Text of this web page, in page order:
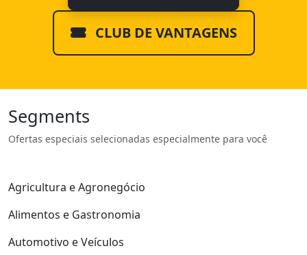
CLUB DE VANTAGENS
Segments
Ofertas especiais selecionadas especialmente para você
Agricultura e Agronegócio
Alimentos e Gastronomia
Automotivo e Veículos